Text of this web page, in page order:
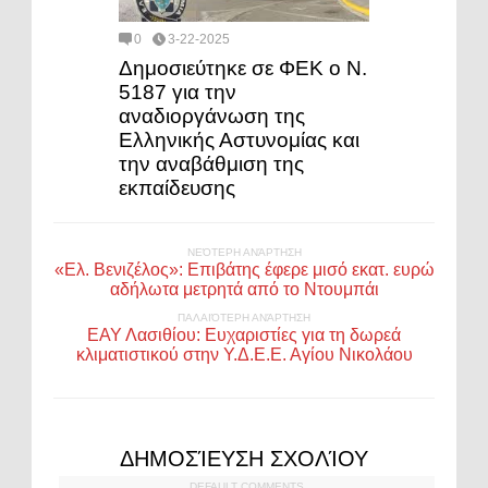
0 3-22-2025
Δημοσιεύτηκε σε ΦΕΚ ο Ν.
5187 για την
αναδιοργάνωση της
Ελληνικής Αστυνομίας και
την αναβάθμιση της
εκπαίδευσης
ΝΕΌΤΕΡΗ ΑΝΆΡΤΗΣΗ
«Ελ. Βενιζέλος»: Επιβάτης έφερε μισό εκατ. ευρώ
αδήλωτα μετρητά από το Ντουμπάι
ΠΑΛΑΙΌΤΕΡΗ ΑΝΆΡΤΗΣΗ
ΕΑΥ Λασιθίου: Ευχαριστίες για τη δωρεά
κλιματιστικού στην Υ.Δ.Ε.Ε. Αγίου Νικολάου
ΔΗΜΟΣΊΕΥΣΗ ΣΧΟΛΊΟΥ